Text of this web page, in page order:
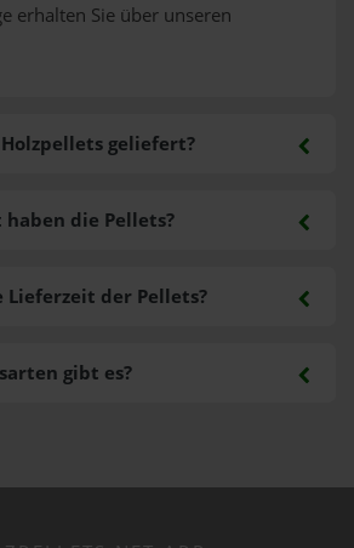
erhalten Sie über unseren
geliefert?
gibt es?
die Pellets?
Lieferzeit der Pellets?